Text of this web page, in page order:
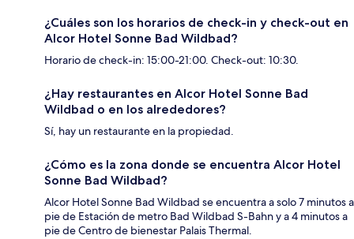
¿Cuáles son los horarios de check-in y check-out en
Alcor Hotel Sonne Bad Wildbad?
Horario de check-in: 15:00-21:00. Check-out: 10:30.
¿Hay restaurantes en Alcor Hotel Sonne Bad
Wildbad o en los alrededores?
Sí, hay un restaurante en la propiedad.
¿Cómo es la zona donde se encuentra Alcor Hotel
Sonne Bad Wildbad?
Alcor Hotel Sonne Bad Wildbad se encuentra a solo 7 minutos a
pie de Estación de metro Bad Wildbad S-Bahn y a 4 minutos a
pie de Centro de bienestar Palais Thermal.